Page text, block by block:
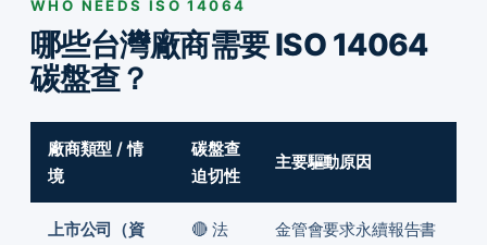
WHO NEEDS ISO 14064
哪些台灣廠商需要 ISO 14064
碳盤查？
廠商類型 / 情
境
碳盤查
迫切性
主要驅動原因
上市公司（資
🔴 法
金管會要求永續報告書